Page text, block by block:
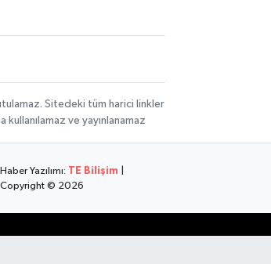
Sitedeki tüm harici linkler
ve yayınlanamaz
Haber Yazılımı: TE Bilişim
Copyright © 2026